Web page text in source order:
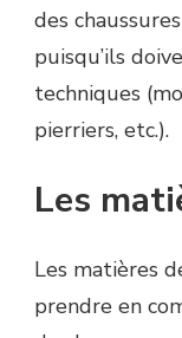
des
puisqu’ils
techniques
pierriers, etc.).
Les
Les matières
prendre en